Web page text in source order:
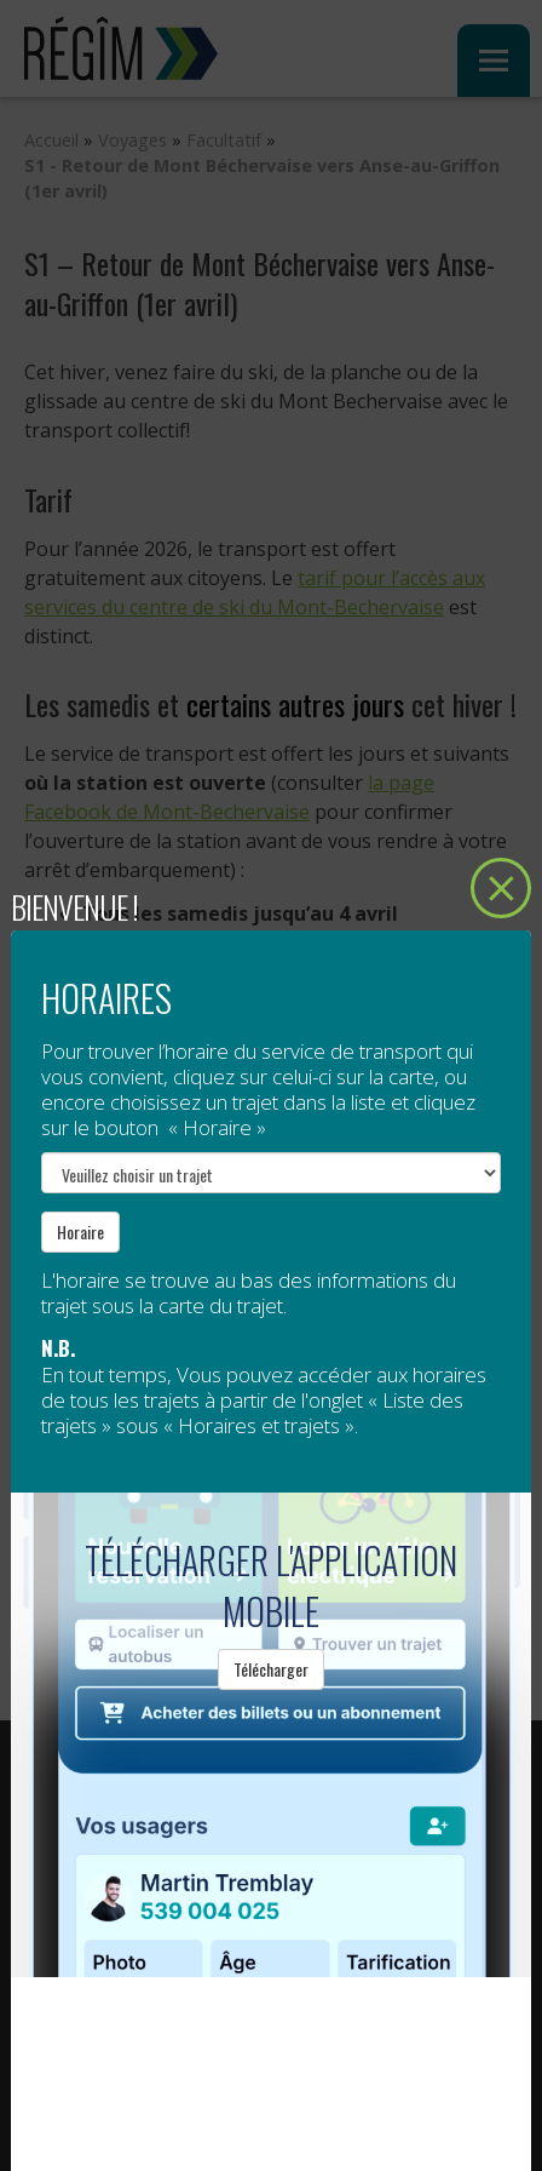
Sauter
contenu
Accueil » Voyages » Facultatif »
S1 - Retour de Mont Béchervaise vers Anse-au-Griffon
(1er avril)
S1 – Retour de Mont Béchervaise vers Anse-
au-Griffon (1er avril)
Cet hiver, venez faire du ski, de la planche ou de la
glissade au centre de ski du Mont Bechervaise avec le
transport collectif!
Tarif
Pour l’année 2026, le transport est offert
gratuitement aux citoyens. Le tarif pour l’accès aux
services du centre de ski du Mont-Bechervaise est
distinct.
Les samedis et certains autres jourscet hiver !
Le service de transport est offert les jours et suivants
où la station est ouverte (consulter la page
Facebook de Mont-Bechervaise pour confirmer
l’ouverture de la station avant de vous rendre à votre
arrêt d’embarquement) :
Tous les samedis jusqu’au 4 avril
Dimanche 4 janvier
Lundi 5 janvier
Lundi 16 février
Lundi 2 mars
Mardi 3 mars
Mercredi 4 mars
Jeudi 5 mars
Vendredi 6 mars
Renseignements pratiques
centre de ski du Mont-Bechervaise est
disponible pour tous, sans réservation.
autobus scolaires (jaune).
Notez que vous n’êtes pas obligés d’aller à la
station de ski pour utiliser ce transport, vous
pouvez vous déplacer avec ce trajet pour toute
autre raison!
RÉGIE INTERMUNICIPALE DE TRANSPORT
© 2015 - 2026 Tous droits réservés
regim@regim.info 1 877 521-0841
GASPÉSIE
CÔTE-DE-GASPÉ – ROCHER-
BIENVENUE !
HORAIRES
Pour trouver l’horaire du service de transport qui
vous convient, cliquez sur celui-ci sur la carte, ou
encore choisissez un trajet dans la liste et cliquez
sur le bouton « Horaire »
Horaire
L'horaire se trouve au bas des informations du
trajet sous la carte du trajet.
N.B.
En tout temps, Vous pouvez accéder aux horaires
de tous les trajets à partir de l'onglet « Liste des
trajets » sous « Horaires et trajets ».
TÉLÉCHARGER L'APPLICATION
MOBILE
Télécharger